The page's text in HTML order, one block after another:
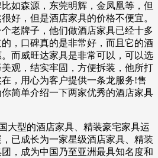
如森源，东莞明辉，金凤凰等，但
好，但是酒店家具的价格不便宜。
老牌子，他们做酒店家具已经十多
，口碑真的是非常好，而且它的酒
而威旺达家具是非常可以，可以选
观，结实牢固，方便拆装，他所打
，用心为客户提供一条龙服务!售
简单介绍一下两家优秀的酒店家具
大型的酒店家具、精装豪宅家具运
已成长为一家星级酒店家具、精装
，成为中国乃至亚洲最具知名度和